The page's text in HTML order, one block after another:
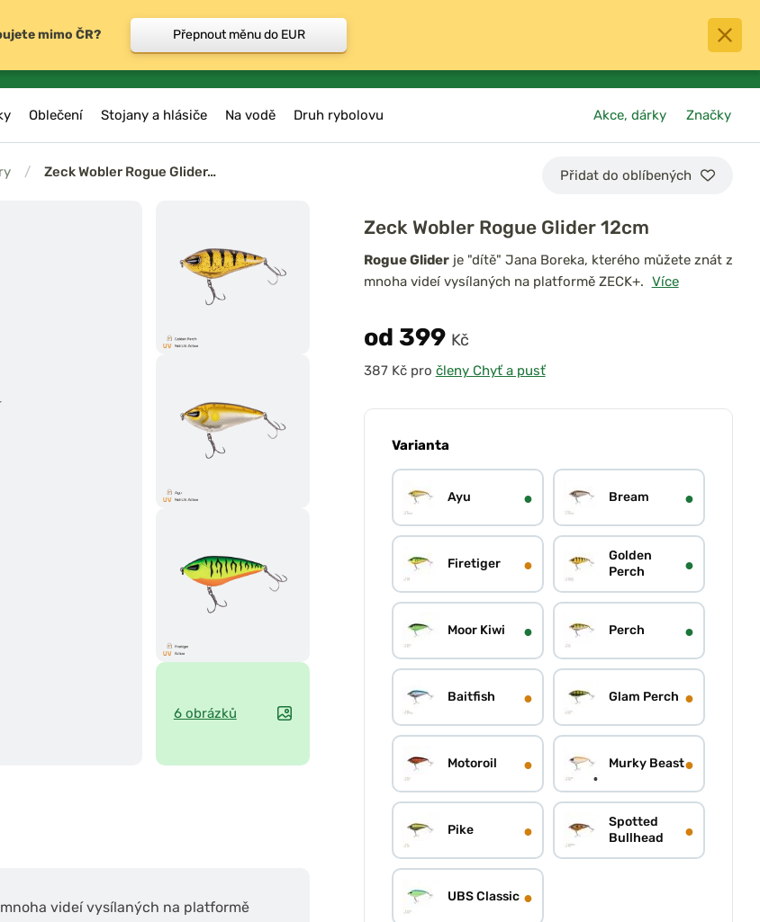
0
košík
Oblečení Stojany a hlásiče Na vodě Druh rybolovu Akce, dárky Značky
/ Zeck Wobler Rogue Glider… Přidat do oblíbených
6 obrázků
videí vysílaných na platformě
Zeck Wobler Rogue Glider 12cm
Rogue Gliderje "dítě" Jana Boreka, kterého můžete znát z
mnoha videí vysílaných na platformě ZECK+. Více
od 399 Kč
pro členy Chyť a pusť
Varianta
Ayu ● Bream ●
Firetiger ●
Golden
Perch
●
Moor Kiwi ● Perch ●
Baitfish ● Glam Perch ●
Motoroil ● Murky Beast●
Pike ●
Spotted
Bullhead
●
UBS Classic ●
mimo ČR? Přepnout měnu do EUR